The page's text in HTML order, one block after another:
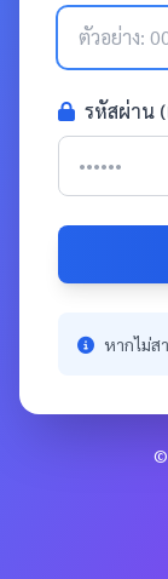
รหัสผ่าน
หากไม่ส
©